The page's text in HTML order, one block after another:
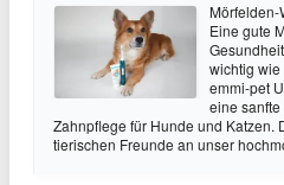
Mörfelden-
Eine gute
wichtig
emmi-pet
eine
Zahnpflege für Hunde und Katzen.
tierischen Freunde an unser